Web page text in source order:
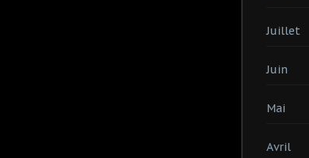
Juillet
Juin
Mai
Avril